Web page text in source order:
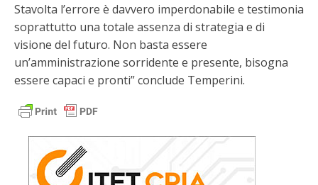
Stavolta l’errore è davvero imperdonabile e testimonia
soprattutto una totale assenza di strategia e di
visione del futuro. Non basta essere
un’amministrazione sorridente e presente, bisogna
essere capaci e pronti” conclude Temperini.